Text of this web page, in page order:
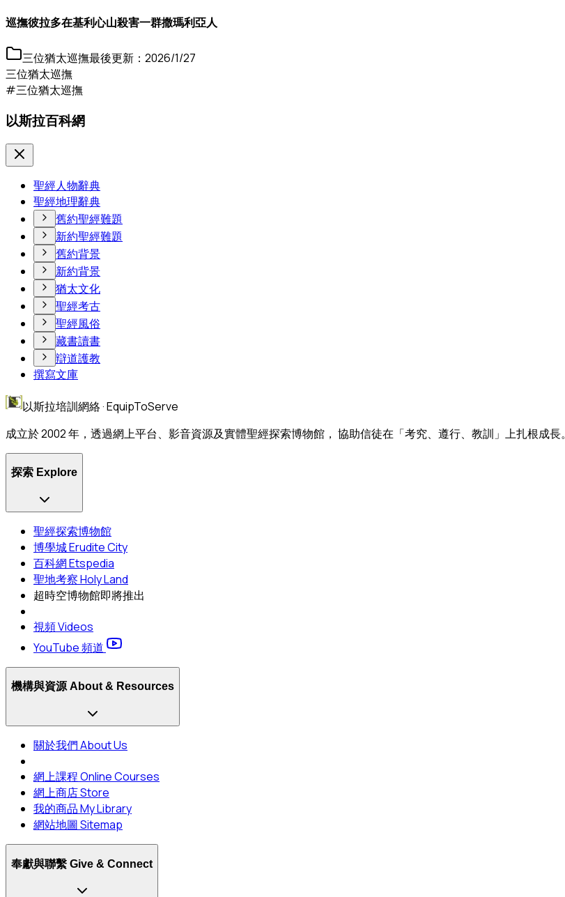
巡撫彼拉多在基利心山殺害一群撒瑪利亞人
三位猶太巡撫最後更新： 2026/1/27
三位猶太巡撫
#三位猶太巡撫
以斯拉百科網
聖經人物辭典
聖經地理辭典
舊約聖經難題
新約聖經難題
舊約背景
新約背景
猶太文化
聖經考古
聖經風俗
藏書讀書
辯道護教
撰寫文庫
以斯拉培訓網絡 · EquipToServe
成立於 2002 年，透過網上平台、影音資源及實體聖經探索博物館， 協助信徒在「考究、遵行、教訓」上扎根成長。
探索 Explore
聖經探索博物館
博學城 Erudite City
百科網 Etspedia
聖地考察 Holy Land
超時空博物館即將推出
視頻 Videos
YouTube 頻道
機構與資源 About & Resources
關於我們 About Us
網上課程 Online Courses
網上商店 Store
我的商品 My Library
網站地圖 Sitemap
奉獻與聯繫 Give & Connect